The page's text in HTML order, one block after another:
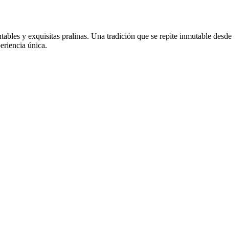
y exquisitas pralinas. Una tradición que se repite inmutable desde
única.